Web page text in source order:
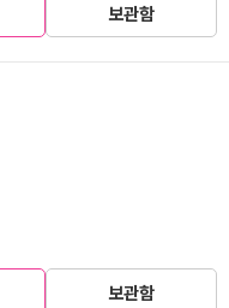
보관함
보관함